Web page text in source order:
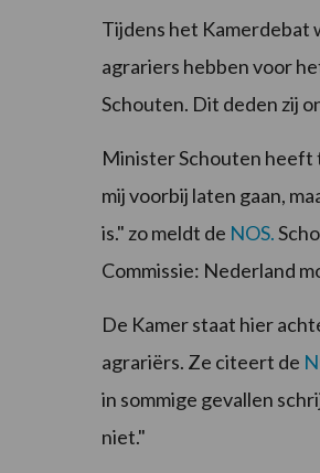
Tijdens het Kamerdebat
agrariers hebben voor
Schouten. Dit deden zij
Minister Schouten heeft
mij voorbij laten gaan,
is." zo meldt de NOS.
Commissie: Nederland
De Kamer staat hier
agrariërs. Ze citeert de
in sommige gevallen
niet."